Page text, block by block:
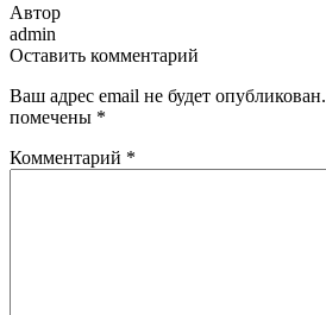
Автор
admin
Оставить комментарий
Ваш адрес email не будет опубликован.
помечены *
Комментарий *